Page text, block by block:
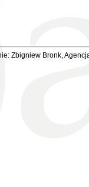
Zbigniew Bronk,